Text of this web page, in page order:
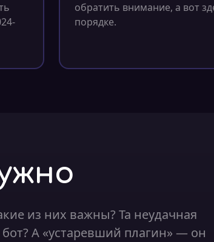
обратить внимание, а вот
порядке.
из них важны? Та неудачная
А «устаревший плагин» — он